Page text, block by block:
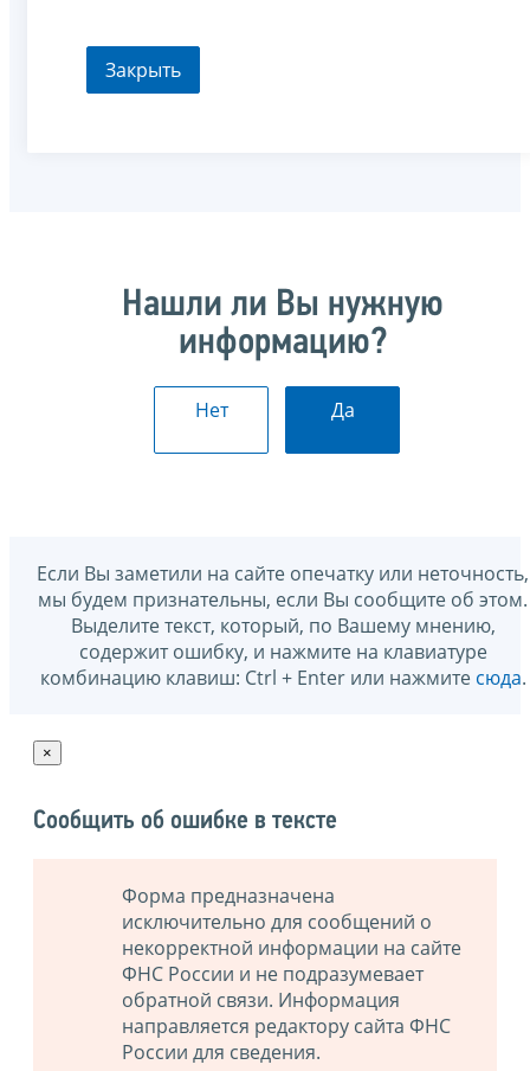
Закрыть
Нашли ли Вы нужную
информацию?
Нет Да
Если Вы заметили на сайте опечатку или неточность,
мы будем признательны, если Вы сообщите об этом.
Выделите текст, который, по Вашему мнению,
содержит ошибку, и нажмите на клавиатуре
комбинацию клавиш: Ctrl + Enter или нажмите сюда.
×
Сообщить об ошибке в тексте
Форма предназначена
исключительно для сообщений о
некорректной информации на сайте
ФНС России и не подразумевает
обратной связи. Информация
направляется редактору сайта ФНС
России для сведения.